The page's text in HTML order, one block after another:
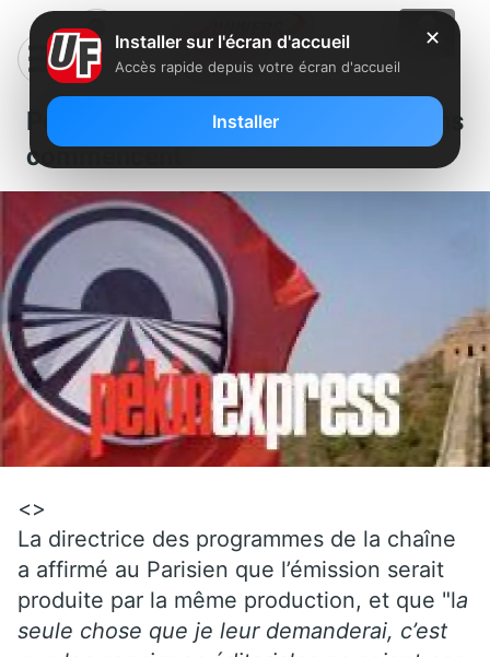
Pekin Express 4: les inscriptions
commencent
<>
La directrice des programmes de la chaîne
a affirmé au Parisien que l’émission serait
produite par la même production, et que "la
seule chose que je leur demanderai, c’est
✕
Installer sur l'écran d'accueil
Accès rapide depuis votre écran d'accueil
Installer